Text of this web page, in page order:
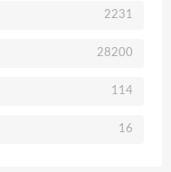
2231
28200
114
16